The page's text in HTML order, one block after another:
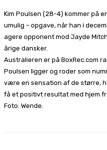
Kim Poulsen (28-4) kommer på
umulig – opgave, når han i
agere opponent mod Jayde
årige dansker.
Australieren er på BoxRec.com
Poulsen ligger og roder som
være en sensation af de større,
få et positivt resultat med hjem
Foto: Wende.